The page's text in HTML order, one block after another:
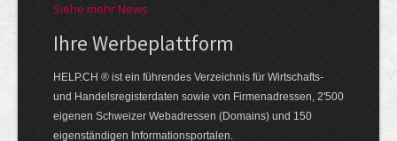
Siehe mehr News
Ihre Werbe­platt­form
HELP.CH ® ist ein führendes Ver­zeich­nis für Wirt­schafts-
und Handels­register­daten so­wie von Firmen­adressen, 2'500
eige­nen Schweizer Web­adressen (Domains) und 150
eigen­ständigen Infor­mations­por­talen.